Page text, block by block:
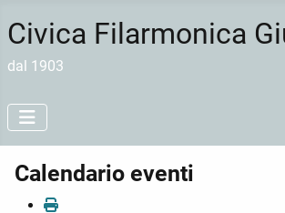
Civica Filarmonica
dal 1903
Calendario eventi